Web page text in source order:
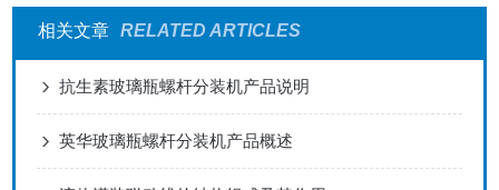
相关文章 RELATED ARTICLES
抗生素玻璃瓶螺杆分装机产品说明
英华玻璃瓶螺杆分装机产品概述